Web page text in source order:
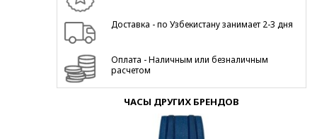
Доставка - по Узбекистану занимает 2-3 дня
Оплата - Наличным или безналичным
расчетом
ЧАСЫ ДРУГИХ БРЕНДОВ